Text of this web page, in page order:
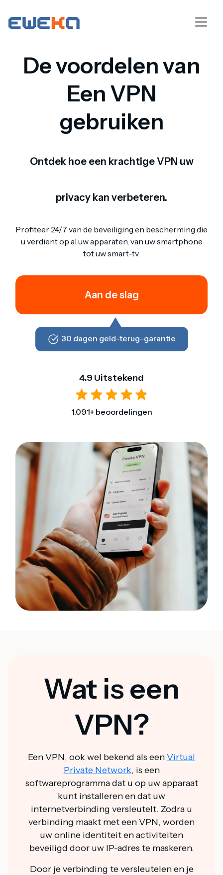
De voordelen van
Een VPN
gebruiken
Ontdek hoe een krachtige VPN uw
privacy kan verbeteren.
Profiteer 24/7 van de beveiliging en bescherming die
u verdient op al uw apparaten, van uw smartphone
tot uw smart-tv.
Aan de slag
30 dagen geld-terug-garantie
4.9 Uitstekend
1.091+ beoordelingen
Wat is een
VPN?
Een VPN, ook wel bekend als eenVirtual
Private Network, is een
softwareprogramma dat u op uw apparaat
kunt installeren en dat uw
internetverbinding versleutelt. Zodra u
verbinding maakt met een VPN, worden
uw online identiteit en activiteiten
beveiligd door uw IP-adres te maskeren.
Door je verbinding te versleutelen en je